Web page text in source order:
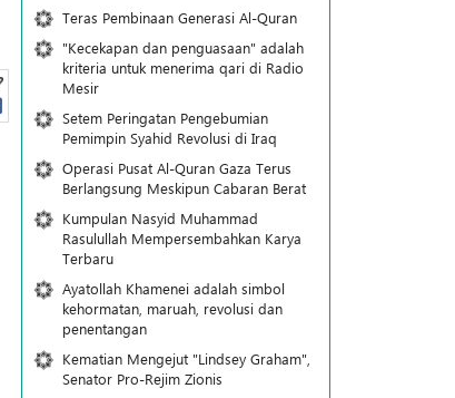
Teras Pembinaan Generasi Al-Quran
"Kecekapan dan penguasaan" adalah
kriteria untuk menerima qari di Radio
Mesir
Setem Peringatan Pengebumian
Pemimpin Syahid Revolusi di Iraq
Operasi Pusat Al-Quran Gaza Terus
Berlangsung Meskipun Cabaran Berat
Kumpulan Nasyid Muhammad
Rasulullah Mempersembahkan Karya
Terbaru
Ayatollah Khamenei adalah simbol
kehormatan, maruah, revolusi dan
penentangan
Kematian Mengejut "Lindsey Graham",
Senator Pro-Rejim Zionis